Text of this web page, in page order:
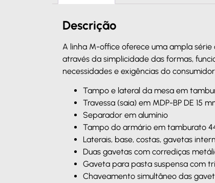
Descrição
A linha M-office oferece uma ampla
através da simplicidade das formas,
necessidades e exigências do
Tampo e lateral da mesa em
Travessa (saia) em MDP-BP DE 15
Separador em alumínio
Tampo do armário em tamburato
Laterais, base, costas, gavetas
Duas gavetas com corrediças
Gaveta para pasta suspensa com
Chaveamento simultâneo das